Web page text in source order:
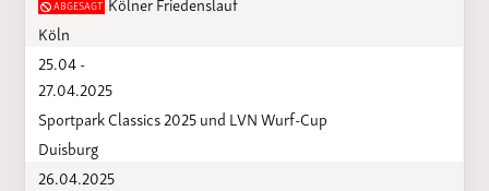
ABGESAGT
Köln
25.04 -
27.04.2025
Sportpark Classics 2025 und LVN Wurf-Cup
Duisburg
26.04.2025